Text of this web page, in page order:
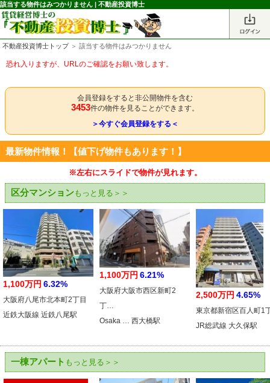
該当する物件はみつかりません | 不動産投資博士
不動産投資博士トップ＞ 該当する物件はみつかりません
恐れ入りますが、URLのご確認をお願い致します。
会員登録をすると非公開物件を含む
3453件の物件を見ることができます。
＞今すぐ会員登録をする＜
最新物件情報！【値下げ物件もあります！】
※左右にスライドで物件が見れます。
区分マンションもっと見る＞＞
1,100万円 6.32%
大阪府八尾市北本町2丁目
近鉄大阪線 近鉄八尾駅
1,100万円 6.21%
大阪府大阪市西区新町2
丁…
Osaka … 西大橋駅
2,500万円 4.65%
東京都新宿区百人町1
JR総武線 大久保駅
一棟アパート もっと見る＞＞